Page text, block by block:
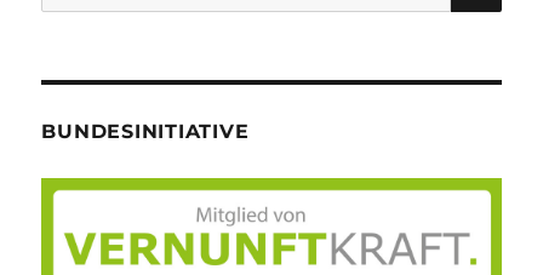
nach:
BUNDESINITIATIVE